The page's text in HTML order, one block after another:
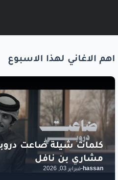
اهم الاغاني لهذا الاسبوع
hassan
-فبراير 03, 2026